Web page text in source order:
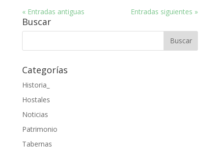
« Entradas antiguas Entradas siguientes »
Buscar
Categorías
Historia_
Hostales
Noticias
Patrimonio
Tabernas